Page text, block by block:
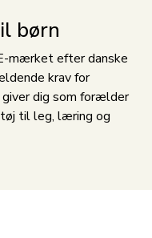
børn
mærket efter danske
krav for
dig som forælder
til leg, læring og